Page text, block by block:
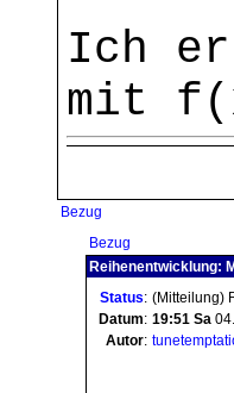
Ich
mit
Bezug
Bezug
Reihenentwicklung:
Status: (Mitteilung)
Datum: 19:51 Sa
Autor: